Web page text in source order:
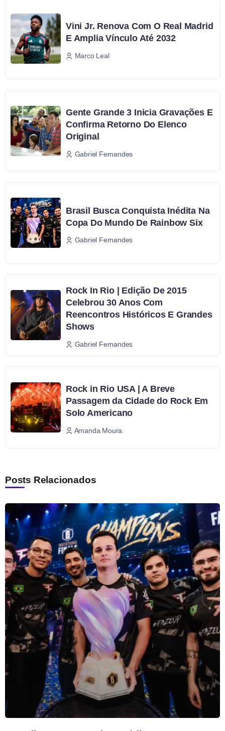
Vini Jr. Renova Com O Real Madrid
E Amplia Vínculo Até 2032
Marco Leal
Gente Grande 3 Inicia Gravações E
Confirma Retorno Do Elenco
Original
Gabriel Fernandes
Brasil Busca Conquista Inédita Na
Copa Do Mundo De Rainbow Six
Gabriel Fernandes
Rock In Rio | Edição De 2015
Celebrou 30 Anos Com
Reencontros Históricos E Grandes
Shows
Gabriel Fernandes
Rock in Rio USA | A Breve
Passagem da Cidade do Rock Em
Solo Americano
Amanda Moura
Posts Relacionados